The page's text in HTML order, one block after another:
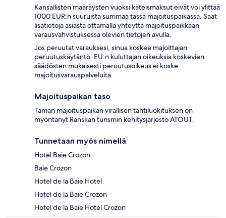
Kansallisten määräysten vuoksi käteismaksut eivät voi ylittää
1000 EUR:n suuruista summaa tässä majoituspaikassa. Saat
lisätietoja asiasta ottamalla yhteyttä majoituspaikkaan
varausvahvistuksessa olevien tietojen avulla.
Jos peruutat varauksesi, sinua koskee majoittajan
peruutuskäytäntö. EU:n kuluttajan oikeuksia koskevien
säädösten mukaisesti peruutusoikeus ei koske
majoitusvarauspalveluita.
Majoituspaikan taso
Tämän majoituspaikan virallisen tähtiluokituksen on
myöntänyt Ranskan turismin kehitysjärjestö ATOUT.
Tunnetaan myös nimellä
Hotel Baie Crozon
Baie Crozon
Hotel de la Baie Hotel
Hotel de la Baie Crozon
Hotel de la Baie Hotel Crozon